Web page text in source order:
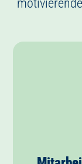
…sind